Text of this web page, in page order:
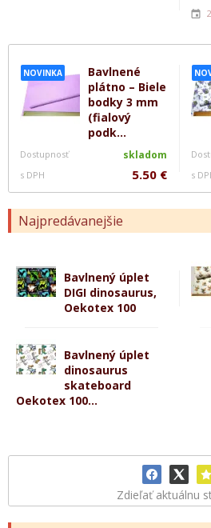
NOVINKA
Bavlnené
plátno – Biele
bodky 3 mm
(fialový
podk...
Dostupnosť skladom
s DPH 5.50 € s
Najpredávanejšie
Bavlnený úplet
DIGI dinosaurus,
Oekotex 100
Bavlnený úplet
dinosaurus
skateboard
Oekotex 100...
Zdieľať aktuálnu